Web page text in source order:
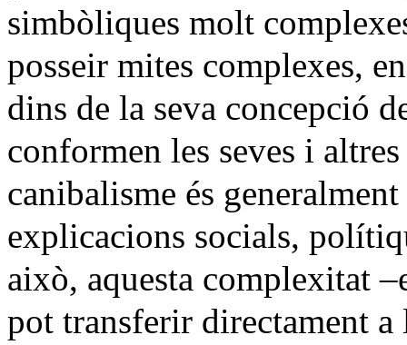
simbòliques molt
posseir mites complexes,
dins de la seva concepció
conformen les seves i
canibalisme és
explicacions socials,
això, aquesta complexitat
pot transferir directament a